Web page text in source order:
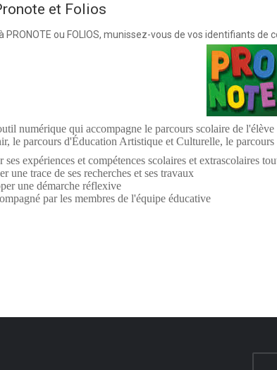
et Folios
PRONOTE ou FOLIOS, munissez-vous de vos identifiants de
numérique qui accompagne le parcours scolaire de
le parcours d'Éducation Artistique et Culturelle, le
ses expériences et compétences scolaires et extrascolaires
une trace de ses recherches et ses travaux
une démarche réflexive
par les membres de l'équipe éducative